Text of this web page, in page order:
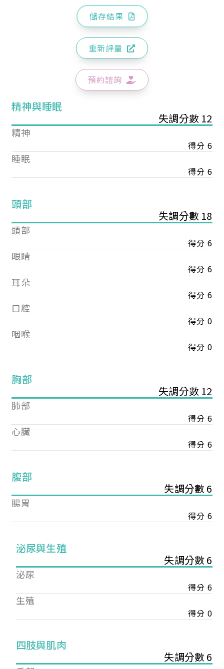
儲存結果
重新評量
預約諮詢
精神與睡眠
失調分數 12
精神
得分 6
睡眠
得分 6
頭部
失調分數 18
頭部
得分 6
眼睛
得分 6
耳朵
得分 6
口腔
得分 0
咽喉
得分 0
胸部
失調分數 12
肺部
得分 6
心臟
得分 6
腹部
失調分數 6
腸胃
得分 6
泌尿與生殖
失調分數 6
泌尿
得分 6
生殖
得分 0
四肢與肌肉
失調分數 6
您已成功送出會員申請
您好，您的會員申請，已成功送出，經本協會理事